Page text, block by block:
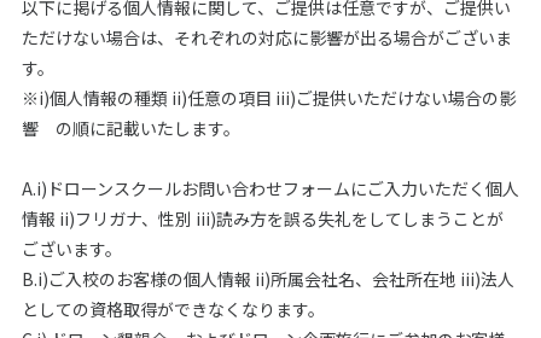
以下に掲げる個人情報に関して、ご提供は任意ですが、ご提供い
ただけない場合は、それぞれの対応に影響が出る場合がございま
す。
※i)個人情報の種類 ii)任意の項目 iii)ご提供いただけない場合の影
響 の順に記載いたします。
A.i)ドローンスクールお問い合わせフォームにご入力いただく個人
情報 ii)フリガナ、性別 iii)読み方を誤る失礼をしてしまうことが
ございます。
B.i)ご入校のお客様の個人情報 ii)所属会社名、会社所在地 iii)法人
としての資格取得ができなくなります。